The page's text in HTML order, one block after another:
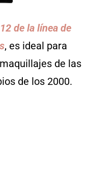
de la línea de
, es ideal para
de las
de los 2000.